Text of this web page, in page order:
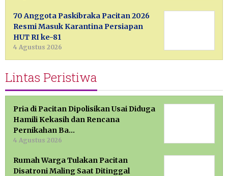
70 Anggota Paskibraka Pacitan 2026
Resmi Masuk Karantina Persiapan
HUT RI ke-81
4 Agustus 2026
Lintas Peristiwa
Pria di Pacitan Dipolisikan Usai Diduga
Hamili Kekasih dan Rencana
Pernikahan Ba…
4 Agustus 2026
Rumah Warga Tulakan Pacitan
Disatroni Maling Saat Ditinggal